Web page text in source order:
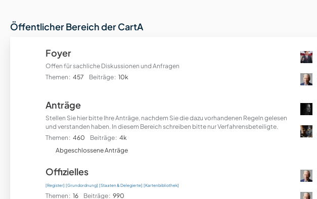
Öffentlicher Bereich der CartA
Foyer
Offen für sachliche Diskussionen und Anfragen
Themen
457 Beiträge 10k
L
e
t
z
e
ä
e
Anträge
Stellen Sie hier bitte Ihre Anträge, nachdem Sie die dazu vorhandenen Regeln gelesen
und verstanden haben. In diesem Bereich schreiben bitte nur Verfahrensbeteiligte.
Themen
460 Beiträge 4k
L
e
t
z
B
e
i
t
e
r
Abgeschlossene Anträge
Offizielles
[Register] [Grundordnung] [Staaten & Delegierte] [Kartenbibliothek]
Themen 16 Beiträge 990
L
e
t